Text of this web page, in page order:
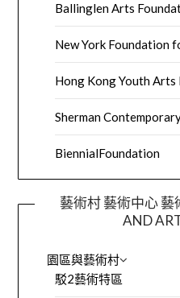
Ballinglen Arts
New York Foundation
Hong Kong Youth Arts
Sherman
BiennialFoundation
藝術村 藝術中心 藝
AND
園區與藝術村
駁2藝術特區